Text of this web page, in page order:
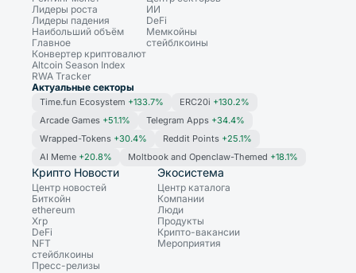
Лидеры роста
Лидеры падения
Наибольший объём
Главное
Конвертер криптовалют
Altcoin Season Index
RWA Tracker
ИИ
DeFi
Мемкойны
стейблкоины
Актуальные секторы
Time.fun Ecosystem +133.7% ERC20i +130.2%
Arcade Games +51.1% Telegram Apps +34.4%
Wrapped-Tokens +30.4% Reddit Points +25.1%
AI Meme +20.8% Moltbook and Openclaw-Themed +18.1%
Крипто Новости
Центр новостей
Биткойн
ethereum
Xrp
DeFi
NFT
стейблкоины
Пресс-релизы
Экосистема
Центр каталога
Компании
Люди
Продукты
Крипто-вакансии
Мероприятия